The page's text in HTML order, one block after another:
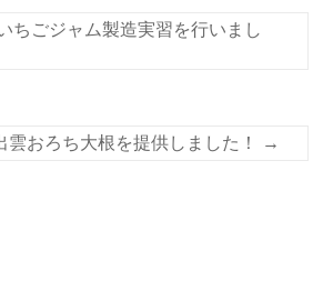
ちごジャム製造実習を行いまし
雲おろち大根を提供しました！ →